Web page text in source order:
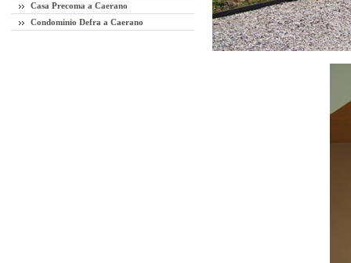
Casa Precoma a Caerano
Condominio Defra a Caerano